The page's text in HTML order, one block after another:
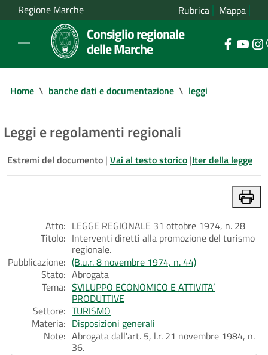
Regione Marche Rubrica Mappa
Consiglio regionale
delle Marche
Home \ banche dati e documentazione \ leggi
Leggi e regolamenti regionali
Estremi del documento | Vai al testo storico |Iter della legge
Atto: LEGGE REGIONALE 31 ottobre 1974, n. 28
Titolo: Interventi diretti alla promozione del turismo
regionale.
Pubblicazione: (B.u.r. 8 novembre 1974, n. 44)
Stato: Abrogata
Tema: SVILUPPO ECONOMICO E ATTIVITA’
PRODUTTIVE
Settore: TURISMO
Materia: Disposizioni generali
Note: Abrogata dall'art. 5, l.r. 21 novembre 1984, n.
36.